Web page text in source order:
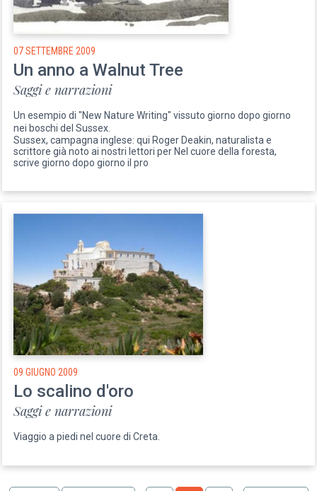
07 SETTEMBRE 2009
Un anno a Walnut Tree
Saggi e narrazioni
Un esempio di "New Nature Writing" vissuto giorno dopo giorno
nei boschi del Sussex.
Sussex, campagna inglese: qui Roger Deakin, naturalista e
scrittore già noto ai nostri lettori per Nel cuore della foresta,
scrive giorno dopo giorno il pro
09 GIUGNO 2009
Lo scalino d'oro
Saggi e narrazioni
Viaggio a piedi nel cuore di Creta.